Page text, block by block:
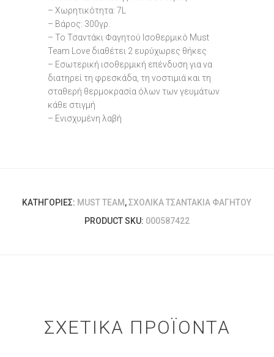
– Χωρητικότητα: 7L
– Βάρος: 300γρ.
– Το Τσαντάκι Φαγητού Ισοθερμικό Must
Team Love διαθέτει 2 ευρύχωρες θήκες
– Εσωτερική ισοθερμική επένδυση για να
διατηρεί τη φρεσκάδα, τη νοστιμιά και τη
σταθερή θερμοκρασία όλων των γευμάτων
κάθε στιγμή
– Ενισχυμένη λαβή
ΚΑΤΗΓΟΡΊΕΣ: MUST TEAM,ΣΧΟΛΙΚΆ ΤΣΑΝΤΆΚΙΑ ΦΑΓΗΤΟΎ
PRODUCT SKU: 000587422
ΣΧΕΤΙΚΆ ΠΡΟΪΌΝΤΑ